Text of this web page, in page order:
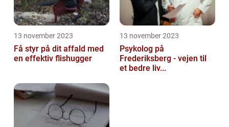
13 november 2023
Få styr på dit affald med
en effektiv flishugger
13 november 2023
Psykolog på
Frederiksberg - vejen til
et bedre liv...